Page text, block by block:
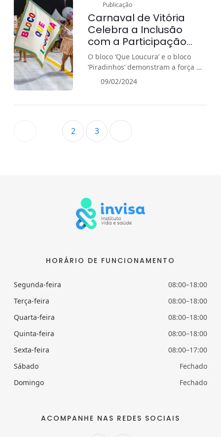
Publicação
Carnaval de Vitória
Celebra a Inclusão
com a Participação
Especial dos
Moradores das
Residências
O bloco ‘Que Loucura’ e o bloco
‘Piradinhos’ demonstram a força da
Diversidade e Inclusão Social no
09/02/2024
2 3
HORÁRIO DE FUNCIONAMENTO
Segunda-feira
08:00–18:00
Terça-feira
08:00–18:00
Quarta-feira
08:00–18:00
Quinta-feira
08:00–18:00
Sexta-feira
08:00–17:00
Sábado
Fechado
Domingo
Fechado
ACOMPANHE NAS REDES SOCIAIS